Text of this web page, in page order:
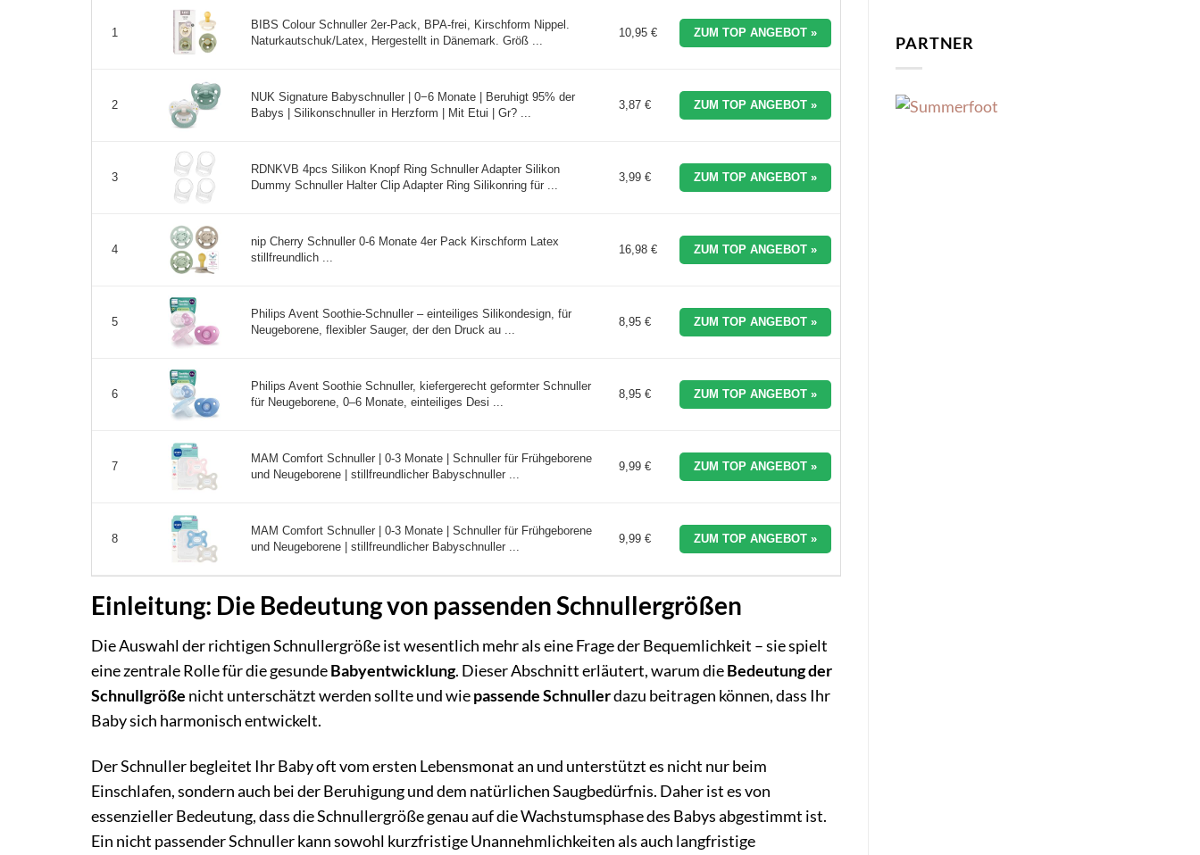
1
BIBS Colour Schnuller 2er-Pack, BPA-frei, Kirschform Nippel.
Naturkautschuk/Latex, Hergestellt in Dänemark. Größ ...
10,95 € ZUM TOP ANGEBOT »
2
NUK Signature Babyschnuller | 0−6 Monate | Beruhigt 95% der
Babys | Silikonschnuller in Herzform | Mit Etui | Gr? ...
3,87 € ZUM TOP ANGEBOT »
3
RDNKVB 4pcs Silikon Knopf Ring Schnuller Adapter Silikon
Dummy Schnuller Halter Clip Adapter Ring Silikonring für ...
3,99 € ZUM TOP ANGEBOT »
4
nip Cherry Schnuller 0-6 Monate 4er Pack Kirschform Latex
stillfreundlich ...
16,98 € ZUM TOP ANGEBOT »
5
Philips Avent Soothie-Schnuller – einteiliges Silikondesign, für
Neugeborene, flexibler Sauger, der den Druck au ...
8,95 € ZUM TOP ANGEBOT »
6
Philips Avent Soothie Schnuller, kiefergerecht geformter Schnuller
für Neugeborene, 0–6 Monate, einteiliges Desi ...
8,95 € ZUM TOP ANGEBOT »
7
MAM Comfort Schnuller | 0-3 Monate | Schnuller für Frühgeborene
und Neugeborene | stillfreundlicher Babyschnuller ...
9,99 € ZUM TOP ANGEBOT »
8
MAM Comfort Schnuller | 0-3 Monate | Schnuller für Frühgeborene
und Neugeborene | stillfreundlicher Babyschnuller ...
9,99 € ZUM TOP ANGEBOT »
Einleitung: Die Bedeutung von passenden Schnullergrößen
Die Auswahl der richtigen Schnullergröße ist wesentlich mehr als eine Frage der Bequemlichkeit – sie spielt
eine zentrale Rolle für die gesundeBabyentwicklung. Dieser Abschnitt erläutert, warum dieBedeutung der
Schnullgröße nicht unterschätzt werden sollte und wiepassende Schnullerdazu beitragen können, dass Ihr
Baby sich harmonisch entwickelt.
Der Schnuller begleitet Ihr Baby oft vom ersten Lebensmonat an und unterstützt es nicht nur beim
Einschlafen, sondern auch bei der Beruhigung und dem natürlichen Saugbedürfnis. Daher ist es von
essenzieller Bedeutung, dass die Schnullergröße genau auf die Wachstumsphase des Babys abgestimmt ist.
Ein nicht passender Schnuller kann sowohl kurzfristige Unannehmlichkeiten als auch langfristige
PARTNER